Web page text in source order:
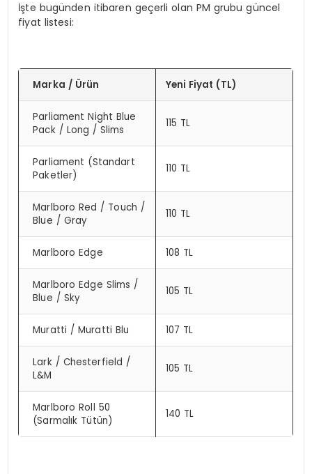
​İşte bugünden itibaren geçerli olan PM grubu güncel
fiyat listesi:
Marka / Ürün Yeni Fiyat (TL)
Parliament Night Blue
Pack / Long / Slims
115 TL
Parliament (Standart
Paketler)
110 TL
Marlboro Red / Touch /
Blue / Gray
110 TL
Marlboro Edge 108 TL
Marlboro Edge Slims /
Blue / Sky
105 TL
Muratti / Muratti Blu 107 TL
Lark / Chesterfield /
L&M
105 TL
Marlboro Roll 50
(Sarmalık Tütün)
140 TL